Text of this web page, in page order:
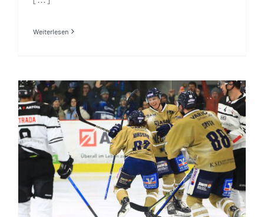
Weiterlesen
Bären begeistern 1029 Zuschauer